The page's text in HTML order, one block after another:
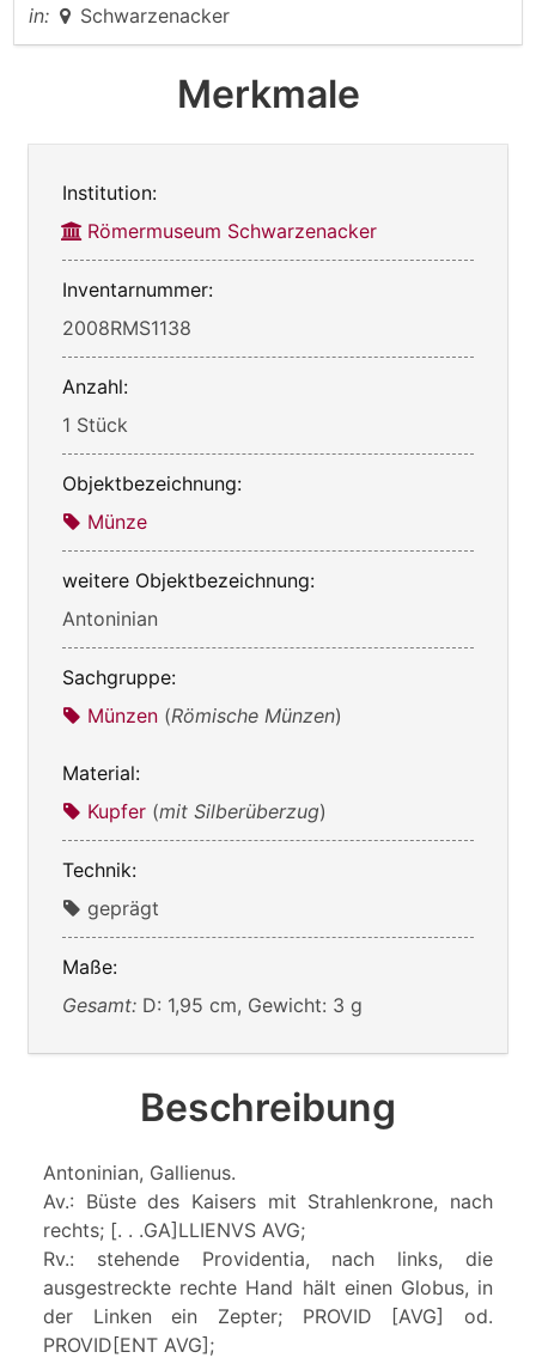
in:
Schwarzenacker
Merkmale
Institution:
Römermuseum Schwarzenacker
Inventarnummer:
2008RMS1138
Anzahl:
1 Stück
Objektbezeichnung:
Münze
weitere Objektbezeichnung:
Antoninian
Sachgruppe:
Münzen (Römische Münzen)
Material:
Kupfer (mit Silberüberzug)
Technik:
geprägt
Maße:
Gesamt: D: 1,95 cm, Gewicht: 3 g
Beschreibung
Antoninian, Gallienus.
Av.: Büste des Kaisers mit Strahlenkrone, nach
rechts; [. . .GA]LLIENVS AVG;
Rv.: stehende Providentia, nach links, die
ausgestreckte rechte Hand hält einen Globus, in
der Linken ein Zepter; PROVID [AVG] od.
PROVID[ENT AVG];